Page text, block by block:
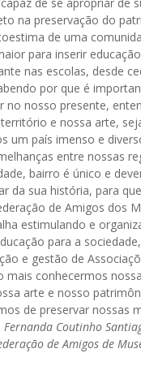
na preservação do
de uma
para inserir
nas escolas, desde
por que é
no nosso presente,
e nossa arte,
um país imenso e
entre nossas
bairro é único e
da sua história, para
de Amigos dos
estimulando e
para a
e gestão de
mais conhecermos
arte e nosso
de preservar nossas
Fernanda Coutinho
de Amigos de